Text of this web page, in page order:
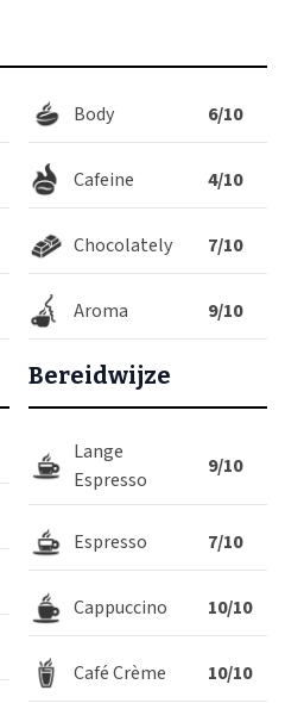
Body 6/10
Cafeine 4/10
Chocolately 7/10
Aroma 9/10
Bereidwijze
Lange
Espresso
9/10
Espresso 7/10
Cappuccino 10/10
Café Crème 10/10